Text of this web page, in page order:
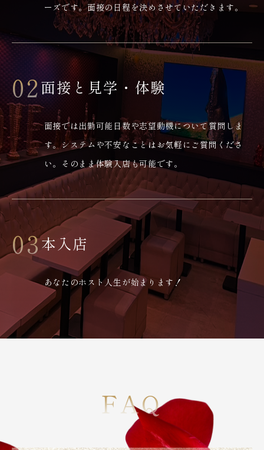
ーズです。面接の日程を決めさせていただきます。
02面接と見学・体験
面接では出勤可能日数や志望動機について質問しま
す。システムや不安なことはお気軽にご質問くださ
い。そのまま体験入店も可能です。
03本入店
あなたのホスト人生が始まります！
FAQ